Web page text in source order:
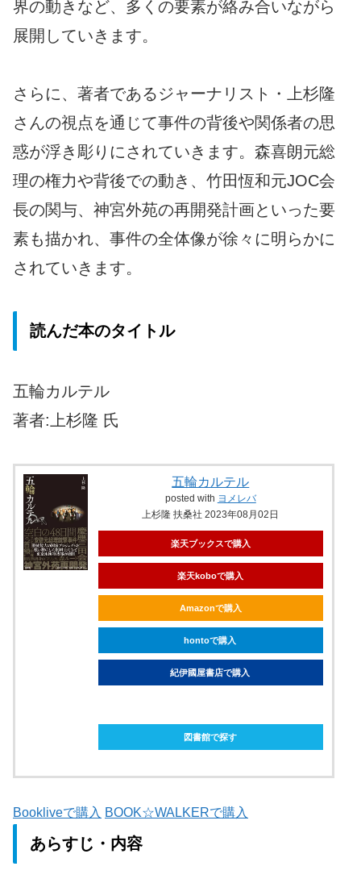
界の動きなど、多くの要素が絡み合いながら
展開していきます。
さらに、著者であるジャーナリスト・上杉隆
さんの視点を通じて事件の背後や関係者の思
惑が浮き彫りにされていきます。森喜朗元総
理の権力や背後での動き、竹田恆和元JOC会
長の関与、神宮外苑の再開発計画といった要
素も描かれ、事件の全体像が徐々に明らかに
されていきます。
読んだ本のタイトル
五輪カルテル
著者:上杉隆 氏
五輪カルテル
posted with ヨメレバ
上杉隆 扶桑社 2023年08月02日
楽天ブックスで購入
楽天koboで購入
Amazonで購入
hontoで購入
紀伊國屋書店で購入
図書館で探す
Bookliveで購入 BOOK☆WALKERで購入
あらすじ・内容